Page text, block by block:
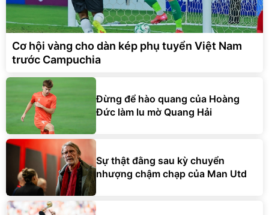
Cơ hội vàng cho dàn kép phụ tuyển Việt Nam
trước Campuchia
Đừng để hào quang của Hoàng
Đức làm lu mờ Quang Hải
Sự thật đằng sau kỳ chuyển
nhượng chậm chạp của Man Utd